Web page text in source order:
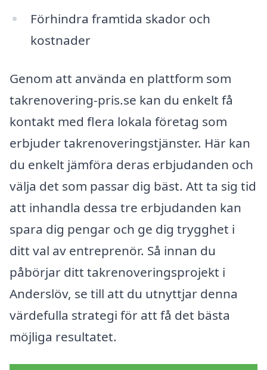
Förhindra framtida skador och
kostnader
Genom att använda en plattform som
takrenovering-pris.se kan du enkelt få
kontakt med flera lokala företag som
erbjuder takrenoveringstjänster. Här kan
du enkelt jämföra deras erbjudanden och
välja det som passar dig bäst. Att ta sig tid
att inhandla dessa tre erbjudanden kan
spara dig pengar och ge dig trygghet i
ditt val av entreprenör. Så innan du
påbörjar ditt takrenoveringsprojekt i
Anderslöv, se till att du utnyttjar denna
värdefulla strategi för att få det bästa
möjliga resultatet.